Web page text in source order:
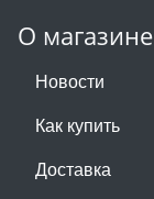
О магазине
Новости
Как купить
Доставка